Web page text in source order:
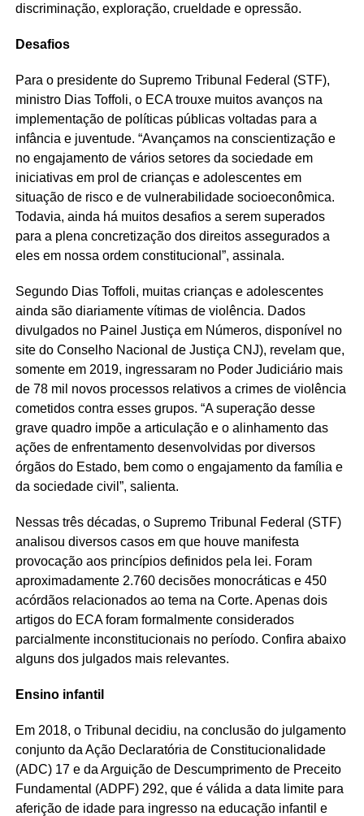
discriminação, exploração, crueldade e opressão.
Desafios
Para o presidente do Supremo Tribunal Federal (STF),
ministro Dias Toffoli, o ECA trouxe muitos avanços na
implementação de políticas públicas voltadas para a
infância e juventude. “Avançamos na conscientização e
no engajamento de vários setores da sociedade em
iniciativas em prol de crianças e adolescentes em
situação de risco e de vulnerabilidade socioeconômica.
Todavia, ainda há muitos desafios a serem superados
para a plena concretização dos direitos assegurados a
eles em nossa ordem constitucional”, assinala.
Segundo Dias Toffoli, muitas crianças e adolescentes
ainda são diariamente vítimas de violência. Dados
divulgados no Painel Justiça em Números, disponível no
site do Conselho Nacional de Justiça CNJ), revelam que,
somente em 2019, ingressaram no Poder Judiciário mais
de 78 mil novos processos relativos a crimes de violência
cometidos contra esses grupos. “A superação desse
grave quadro impõe a articulação e o alinhamento das
ações de enfrentamento desenvolvidas por diversos
órgãos do Estado, bem como o engajamento da família e
da sociedade civil”, salienta.
Nessas três décadas, o Supremo Tribunal Federal (STF)
analisou diversos casos em que houve manifesta
provocação aos princípios definidos pela lei. Foram
aproximadamente 2.760 decisões monocráticas e 450
acórdãos relacionados ao tema na Corte. Apenas dois
artigos do ECA foram formalmente considerados
parcialmente inconstitucionais no período. Confira abaixo
alguns dos julgados mais relevantes.
Ensino infantil
Em 2018, o Tribunal decidiu, na conclusão do julgamento
conjunto da Ação Declaratória de Constitucionalidade
(ADC) 17 e da Arguição de Descumprimento de Preceito
Fundamental (ADPF) 292, que é válida a data limite para
aferição de idade para ingresso na educação infantil e